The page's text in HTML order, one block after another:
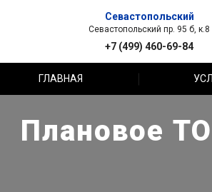
Севастопольский
Севастопольский пр. 95 б, к.8
+7 (499) 460-69-84
ГЛАВНАЯ
Плановое